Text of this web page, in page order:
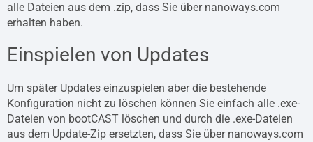
alle Dateien aus dem .zip, dass Sie über nanoways.com
erhalten haben.
Einspielen von Updates
Um später Updates einzuspielen aber die bestehende
Konfiguration nicht zu löschen können Sie einfach alle .exe-
Dateien von bootCAST löschen und durch die .exe-Dateien
aus dem Update-Zip ersetzten, dass Sie über nanoways.com